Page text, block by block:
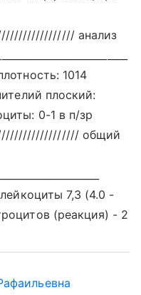
анализ
1014
плоский:
0-1 в п/зр
общий
7,3 (4.0 -
(реакция) - 2